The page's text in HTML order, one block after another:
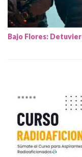
Bajo Flores: